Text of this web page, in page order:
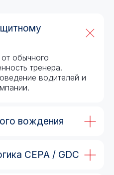
обычного
тренера.
водителей и
вождения
CEPA / GDC